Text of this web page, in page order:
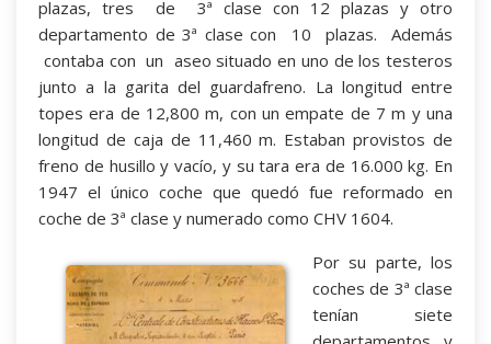
plazas, tres de 3ª clase con 12 plazas y otro
departamento de 3ª clase con 10 plazas. Además
contaba con un aseo situado en uno de los testeros
junto a la garita del guardafreno. La longitud entre
topes era de 12,800 m, con un empate de 7 m y una
longitud de caja de 11,460 m. Estaban provistos de
freno de husillo y vacío, y su tara era de 16.000 kg. En
1947 el único coche que quedó fue reformado en
coche de 3ª clase y numerado como CHV 1604.
Por su parte, los
coches de 3ª clase
tenían siete